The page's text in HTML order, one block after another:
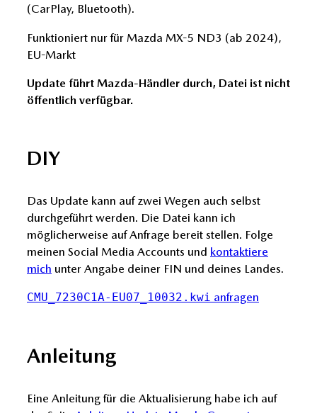
(CarPlay, Bluetooth).
Funktioniert nur für Mazda MX-5 ND3 (ab 2024),
EU-Markt
Update führt Mazda-Händler durch, Datei ist nicht
öffentlich verfügbar.
DIY
Das Update kann auf zwei Wegen auch selbst
durchgeführt werden. Die Datei kann ich
möglicherweise auf Anfrage bereit stellen. Folge
meinen Social Media Accounts und kontaktiere
mich unter Angabe deiner FIN und deines Landes.
CMU_7230C1A-EU07_10032.kwi anfragen
Anleitung
Eine Anleitung für die Aktualisierung habe ich auf